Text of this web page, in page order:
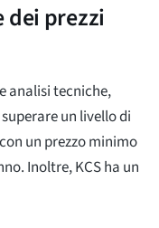
dei prezzi
analisi tecniche,
un livello di
un prezzo minimo
Inoltre, KCS ha un